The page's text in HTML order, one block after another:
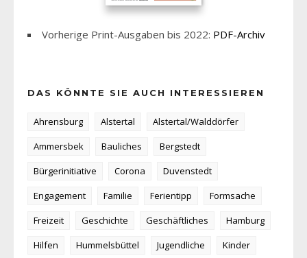
Vorherige Print-Ausgaben bis 2022: PDF-Archiv
DAS KÖNNTE SIE AUCH INTERESSIEREN
Ahrensburg Alstertal
Alstertal/Walddörfer
Ammersbek
Bauliches
Bergstedt
Bürgerinitiative
Corona
Duvenstedt
Engagement
Familie Ferientipp
Formsache
Freizeit
Geschichte Geschäftliches
Hamburg
Hilfen
Hummelsbüttel Jugendliche
Kinder